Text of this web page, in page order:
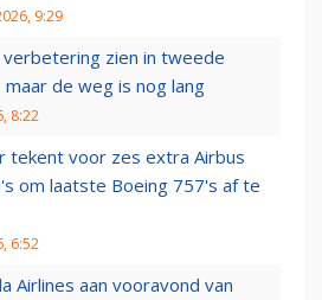
9:29
verbetering zien in tweede
maar de weg is nog lang
8:22
tekent voor zes extra Airbus
om laatste Boeing 757's af te
6:52
Airlines aan vooravond van